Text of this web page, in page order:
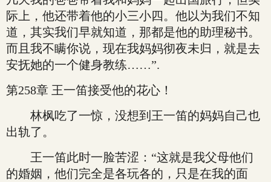
际上，他还带着他的小三小四。他以为我们不知
道，其实我们早就知道，那都是他的助理秘书。
而且我不瞒你说，现在我妈妈彻夜未归，就是去
安抚她的一个健身教练……”.
第258章 王一笛接受他的花心！
林枫吃了一惊，没想到王一笛的妈妈自己也
出轨了。
王一笛此时一脸苦涩：“这就是我父母他们
的婚姻，他们完全是各玩各的，只是在我的面